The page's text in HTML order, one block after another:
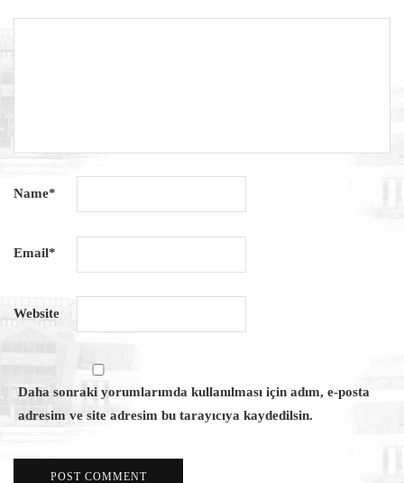
Name*
Email*
Website
Daha sonraki yorumlarımda kullanılması için adım, e-posta
adresim ve site adresim bu tarayıcıya kaydedilsin.